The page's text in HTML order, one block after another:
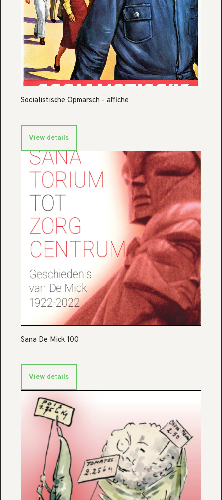
Socialistische Opmarsch - affiche
View details
Sana De Mick 100
View details